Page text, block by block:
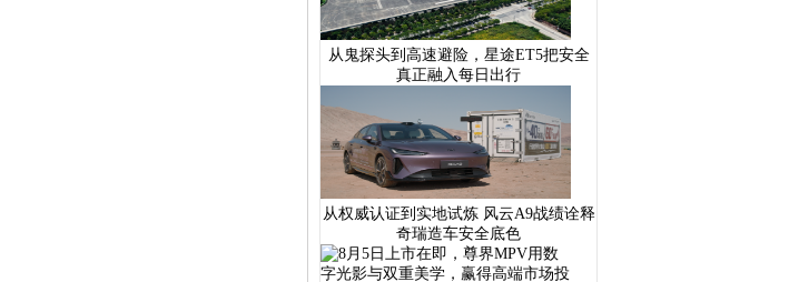
从鬼探头到高速避险，星途ET5把安全
真正融入每日出行
从权威认证到实地试炼 风云A9战绩诠释
奇瑞造车安全底色